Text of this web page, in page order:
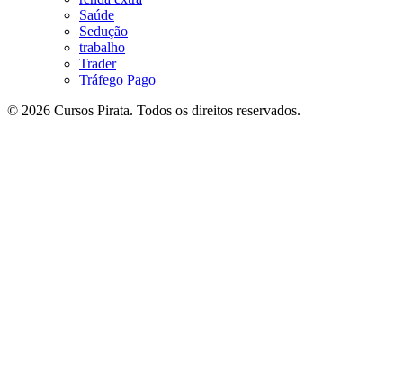
Saúde
Sedução
trabalho
Trader
Tráfego Pago
© 2026 Cursos Pirata. Todos os direitos reservados.